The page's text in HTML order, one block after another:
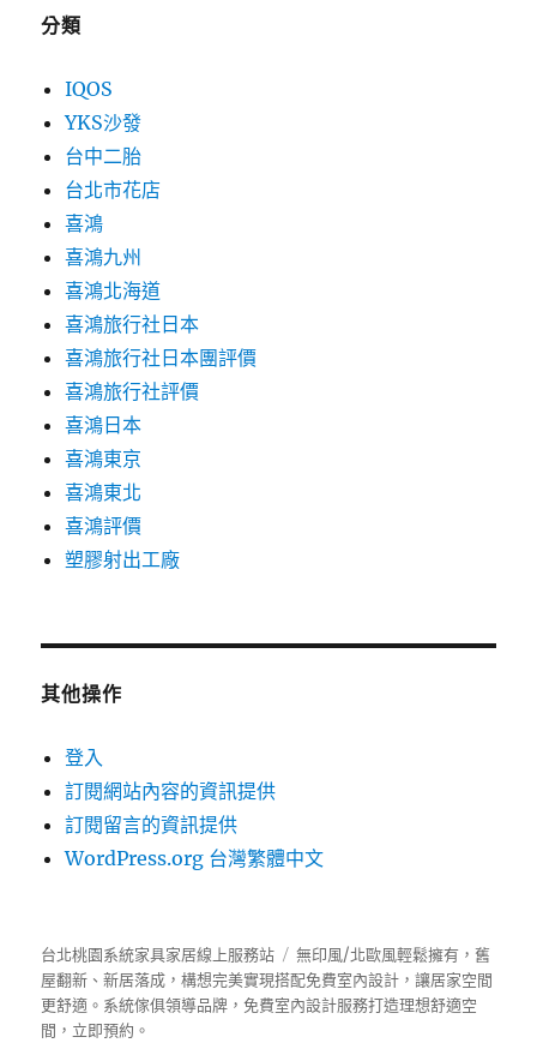
分類
IQOS
YKS沙發
台中二胎
台北市花店
喜鴻
喜鴻九州
喜鴻北海道
喜鴻旅行社日本
喜鴻旅行社日本團評價
喜鴻旅行社評價
喜鴻日本
喜鴻東京
喜鴻東北
喜鴻評價
塑膠射出工廠
其他操作
登入
訂閱網站內容的資訊提供
訂閱留言的資訊提供
WordPress.org 台灣繁體中文
台北桃園系統家具家居線上服務站
無印風/北歐風輕鬆擁有，舊
屋翻新、新居落成，構想完美實現搭配免費室內設計，讓居家空間
更舒適。 系統傢俱領導品牌，免費室內設計服務打造理想舒適空
間，立即預約。